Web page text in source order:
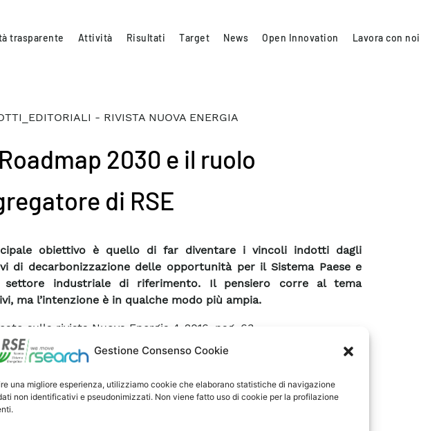
Gestione Consenso Cookie
una migliore esperienza, utilizziamo cookie che elaborano statistiche di navigazione
non identificativi e pseudonimizzati. Non viene fatto uso di cookie per la profilazione
trasparente Attività Risultati Target News Open Innovation Lavora con noi
- RIVISTA NUOVA ENERGIA
2030 e il ruolo
di RSE
obiettivo è quello di far diventare i vincoli indotti dagli
di decarbonizzazione delle opportunità per il Sistema Paese e
industriale di riferimento. Il pensiero corre al tema
ma l’intenzione è in qualche modo più ampia.
sulla rivista Nuova Energia 4-2016, pag. 63.
disponibili
copertina e indice della rivista.
articolo